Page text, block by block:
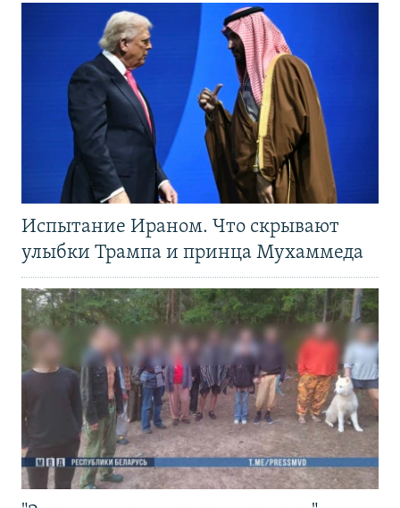
Испытание Ираном. Что скрывают
улыбки Трампа и принца Мухаммеда